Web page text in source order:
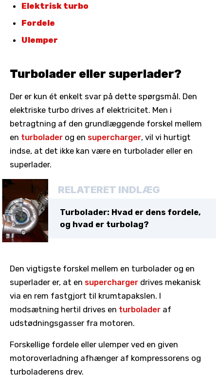
Elektrisk turbo
Fordele
Ulemper
Turbolader eller superlader?
Der er kun ét enkelt svar på dette spørgsmål. Den
elektriske turbo drives af elektricitet. Men i
betragtning af den grundlæggende forskel mellem
en turbolader og en supercharger, vil vi hurtigt
indse, at det ikke kan være en turbolader eller en
superlader.
RELATERET INDLÆG
Turbolader: Hvad er dens fordele,
og hvad er turbolag?
Den vigtigste forskel mellem en turbolader og en
superlader er, at en supercharger drives mekanisk
via en rem fastgjort til krumtapakslen. I
modsætning hertil drives en turbolader af
udstødningsgasser fra motoren.
Forskellige fordele eller ulemper ved en given
motoroverladning afhænger af kompressorens og
turboladerens drev.